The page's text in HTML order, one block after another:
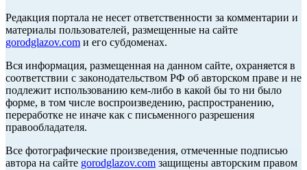
Редакция портала не несет ответственности за комментарии и
материалы пользователей, размещенные на сайте
gorodglazov.com и его субдоменах.
Вся информация, размещенная на данном сайте, охраняется в
соответствии с законодательством РФ об авторском праве и не
подлежит использованию кем-либо в какой бы то ни было
форме, в том числе воспроизведению, распространению,
переработке не иначе как с письменного разрешения
правообладателя.
Все фотографические произведения, отмеченные подписью
автора на сайте gorodglazov.com защищены авторским правом